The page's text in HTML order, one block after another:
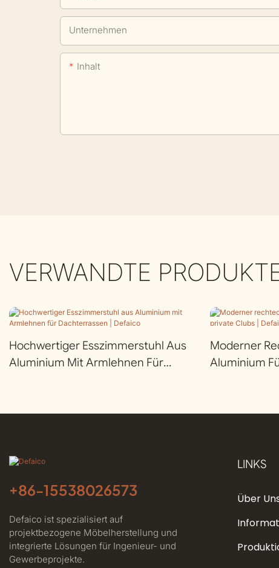
Unternehmen
Inhalt
VERWANDTE
Hochwertiger Esszimmerstuhl Aus
Aluminium Mit Armlehnen Für
Moderner
Aluminium
+86-15538026573
Defaico ist spezialisiert auf
projektbezogene Möbelherstellung und
integrierte Lösungen für Ingenieur- und
Gewerbeprojekte.
LINKS
Über